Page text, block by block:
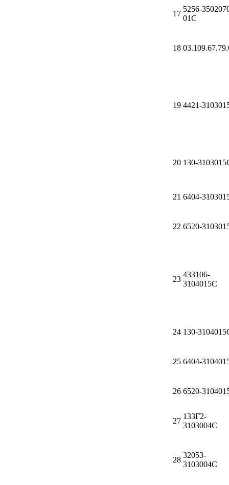
17
5256-
01С
18
19 4421-
20 130-
21 6404-
22 6520-
23
433106-
3104015С
24 130-
25 6404-
26 6520-
27
133Г2-
3103004C
28
32053-
3103004C